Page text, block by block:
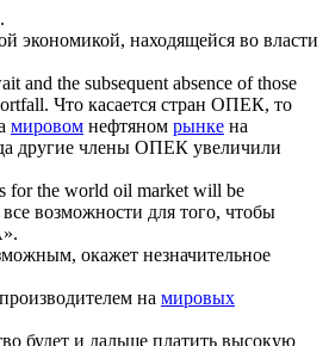
.
экономикой, находящейся во власти
and the subsequent absence of those
Что касается стран ОПЕК, то
мировом нефтяном рынке на
другие члены ОПЕК увеличили
for the world oil market will be
возможности для того, чтобы
окажет незначительное
на мировых
будет и дальше платить высокую